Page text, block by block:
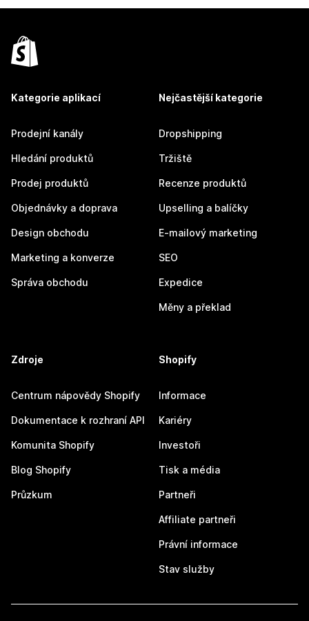
Kategorie aplikací
Prodejní kanály
Hledání produktů
Prodej produktů
Objednávky a doprava
Design obchodu
Marketing a konverze
Správa obchodu
Nejčastější kategorie
Dropshipping
Tržiště
Recenze produktů
Upselling a balíčky
E-mailový marketing
SEO
Expedice
Měny a překlad
Zdroje
Centrum nápovědy Shopify
Dokumentace k rozhraní API
Komunita Shopify
Blog Shopify
Průzkum
Shopify
Informace
Kariéry
Investoři
Tisk a média
Partneři
Affiliate partneři
Právní informace
Stav služby